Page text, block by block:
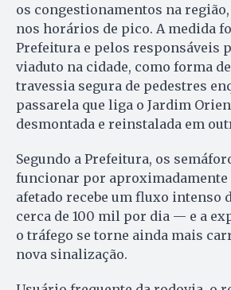
os congestionamentos na
nos horários de pico. A medida
Prefeitura e pelos responsáveis
viaduto na cidade, como forma
travessia segura de pedestres
passarela que liga o Jardim
desmontada e reinstalada em
Segundo a Prefeitura, os
funcionar por aproximadamente
afetado recebe um fluxo intenso
cerca de 100 mil por dia — e a
o tráfego se torne ainda mais
nova sinalização.